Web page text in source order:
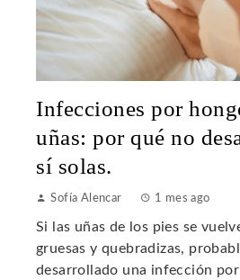
Infecciones por
uñas: por qué no
sí solas.
Sofía Alencar 1 mes ago
Si las uñas de los pies se
gruesas y quebradizas,
desarrollado una infección